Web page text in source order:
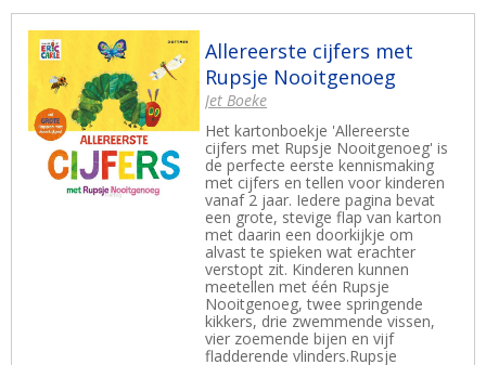
Allereerste cijfers met
Rupsje Nooitgenoeg
Jet Boeke
Het kartonboekje 'Allereerste
cijfers met Rupsje Nooitgenoeg' is
de perfecte eerste kennismaking
met cijfers en tellen voor kinderen
vanaf 2 jaar. Iedere pagina bevat
een grote, stevige flap van karton
met daarin een doorkijkje om
alvast te spieken wat erachter
verstopt zit. Kinderen kunnen
meetellen met één Rupsje
Nooitgenoeg, twee springende
kikkers, drie zwemmende vissen,
vier zoemende bijen en vijf
fladderende vlinders.Rupsje